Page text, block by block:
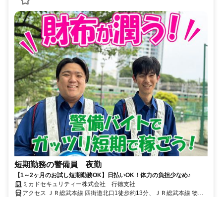
短期勤務の警備員 夜勤
【1～2ヶ月のお試し短期勤務OK】日払いOK！体力の負担少なめ♪
ミカドセキュリティー株式会社 行徳支社
アクセス ＪＲ総武本線 四街道北口1徒歩約13分、ＪＲ総武本線 物井